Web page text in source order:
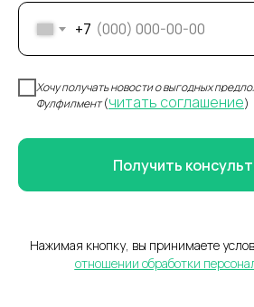
+7
Хочу получать новости о выгодных
Фулфилмент(читать соглашение)
Получить
Нажимая кнопку, вы принимаете
отношении обработки
sales@ffcdek.ru
бизнеса
Доставка до
Фулфилмент
Адреса складов
Акции